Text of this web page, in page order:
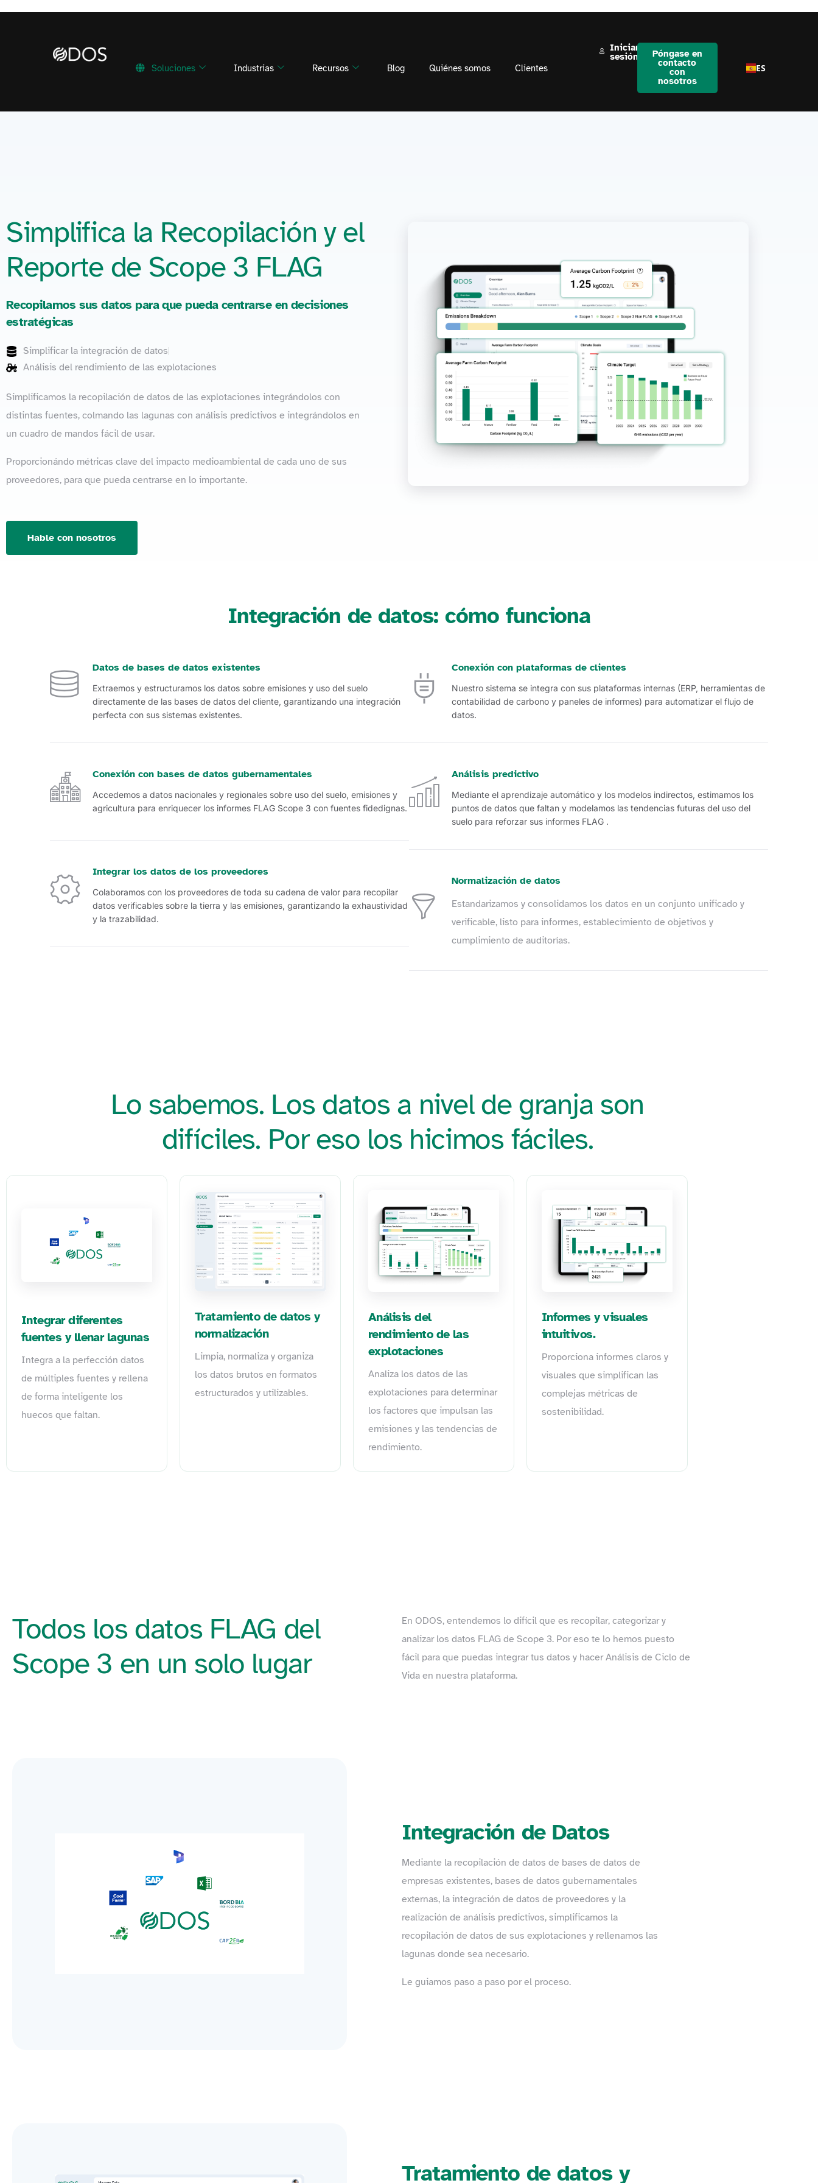
Soluciones Industrias Recursos Blog Quiénes somos Clientes
Iniciar
sesión
Póngase en
contacto
con
nosotros
ES
Simplifica la Recopilación y el
Reporte de Scope 3 FLAG
Recopilamos sus datos para que pueda centrarse en decisiones
estratégicas
Simplificar la integración de datos
Análisis del rendimiento de las explotaciones
Simplificamos la recopilación de datos de las explotaciones integrándolos con
distintas fuentes, colmando las lagunas con análisis predictivos e integrándolos en
un cuadro de mandos fácil de usar.
Proporcionándo métricas clave del impacto medioambiental de cada uno de sus
proveedores, para que pueda centrarse en lo importante.
Hable con nosotros
Integración de datos: cómo funciona
Datos de bases de datos existentes
Extraemos y estructuramos los datos sobre emisiones y uso del suelo
directamente de las bases de datos del cliente, garantizando una integración
perfecta con sus sistemas existentes.
Conexión con bases de datos gubernamentales
Accedemos a datos nacionales y regionales sobre uso del suelo, emisiones y
agricultura para enriquecer los informes FLAG Scope 3 con fuentes fidedignas.
Integrar los datos de los proveedores
Colaboramos con los proveedores de toda su cadena de valor para recopilar
datos verificables sobre la tierra y las emisiones, garantizando la exhaustividad
y la trazabilidad.
Conexión con plataformas de clientes
Nuestro sistema se integra con sus plataformas internas (ERP, herramientas de
contabilidad de carbono y paneles de informes) para automatizar el flujo de
datos.
Análisis predictivo
Mediante el aprendizaje automático y los modelos indirectos, estimamos los
puntos de datos que faltan y modelamos las tendencias futuras del uso del
suelo para reforzar sus informes FLAG .
Normalización de datos
Estandarizamos y consolidamos los datos en un conjunto unificado y
verificable, listo para informes, establecimiento de objetivos y
cumplimiento de auditorías.
Lo sabemos. Los datos a nivel de granja son
difíciles. Por eso los hicimos fáciles.
Integrar diferentes
fuentes y llenar lagunas
Integra a la perfección datos
de múltiples fuentes y rellena
de forma inteligente los
huecos que faltan.
Tratamiento de datos y
normalización
Limpia, normaliza y organiza
los datos brutos en formatos
estructurados y utilizables.
Análisis del
rendimiento de las
explotaciones
Analiza los datos de las
explotaciones para determinar
los factores que impulsan las
emisiones y las tendencias de
rendimiento.
Informes y visuales
intuitivos.
Proporciona informes claros y
visuales que simplifican las
complejas métricas de
sostenibilidad.
Todos los datos FLAG del
Scope 3 en un solo lugar
En ODOS, entendemos lo difícil que es recopilar, categorizar y
analizar los datos FLAG de Scope 3. Por eso te lo hemos puesto
fácil para que puedas integrar tus datos y hacer Análisis de Ciclo de
Vida en nuestra plataforma.
Integración de Datos
Mediante la recopilación de datos de bases de datos de
empresas existentes, bases de datos gubernamentales
externas, la integración de datos de proveedores y la
realización de análisis predictivos, simplificamos la
recopilación de datos de sus explotaciones y rellenamos las
lagunas donde sea necesario.
Le guiamos paso a paso por el proceso.
Tratamiento de datos y